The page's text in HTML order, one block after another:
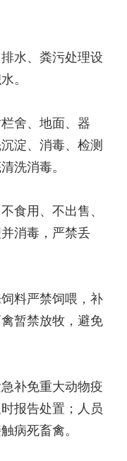
水、粪污处理设
。
舍、地面、器
淀、消毒、检测
洗消毒。
用、不出售、
消毒，严禁丢
料严禁饲喂，补
暂禁放牧，避免
补免重大动物疫
报告处置；人员
病死畜禽。